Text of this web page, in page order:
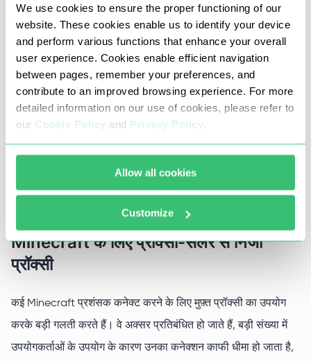
We use cookies to ensure the proper functioning of our
website. These cookies enable us to identify your device
and perform various functions that enhance your overall
user experience. Cookies enable efficient navigation
between pages, remember your preferences, and
contribute to an improved browsing experience. For more
detailed information on our use of cookies, please refer to
our Cookie Policy and Privacy Policy.
Allow all cookies
Customize
साथ-साथ अपने खातों को भी यथासंभव सुरक्षित करने का प्रयास करते हैं
और ऐसे उत्कृष्ट प्रॉक्सी सर्वर उनकी मदद करते हैं।
यदि आवश्यक हो तो आपको Minecraft के लिए एक प्रॉक्सी भी खरीदनी
चाहिए:
क्षेत्रीय प्रतिबंधों, आईएसपी अवरोधन, या आईपी प्रतिबंधों को बायपास
करें;
एक डिवाइस पर एक से अधिक खाते बनाएं और प्रबंधित करें।
Minecraft के लिए प्रॉक्सी-सेलर से निजी
प्रॉक्सी
कई Minecraft प्रशंसक कनेक्ट करने के लिए मुफ़्त प्रॉक्सी का उपयोग
करके बड़ी गलती करते हैं। वे अक्सर प्रतिबंधित हो जाते हैं, बड़ी संख्या में
उपयोगकर्ताओं के उपयोग के कारण उनका कनेक्शन काफी धीमा हो जाता है,